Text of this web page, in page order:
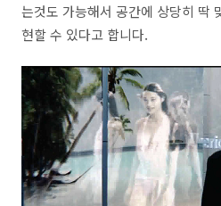
는것도 가능해서 공간에 상당히 딱
현할 수 있다고 합니다.